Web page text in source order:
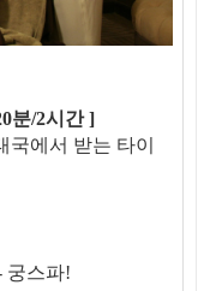
분/2시간 ]
에서 받는 타이
궁스파!